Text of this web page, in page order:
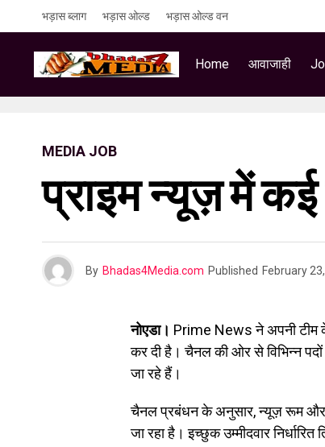
भड़ास ब्लाग भड़ास ओल्ड भड़ास ओल्ड वन
Home आवाजाही
MEDIA JOB
प्राइम न्यूज़ में
By Bhadas4Media.com Published February
नोएडा। Prime News ने अपनी टीम
कर दी है। चैनल की ओर से विभिन्न
जा रहे हैं।
चैनल प्रबंधन के अनुसार, न्यूज़ रूम और
जा रहा है। इच्छुक उम्मीदवार